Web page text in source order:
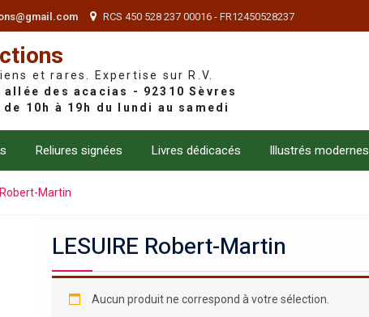
RCS 450 528 237 00016 - FR12450528237
et rares. Expertise sur R.V.
Reliures signées Livres dédicacés Illustrés modernes
Robert-Martin
LESUIRE Robert-Martin
Aucun produit ne correspond à votre sélection.